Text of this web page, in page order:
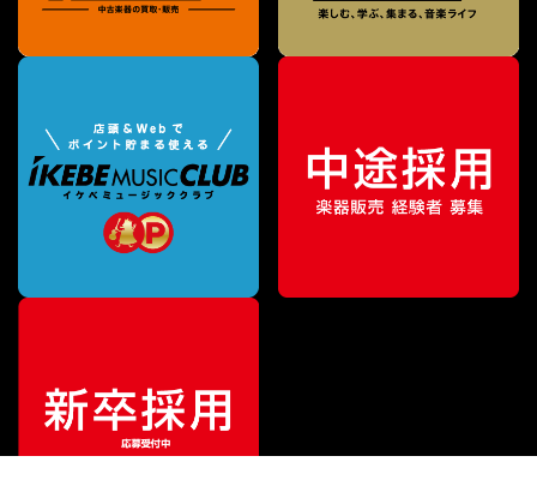
販売価格¥85,800（税込）